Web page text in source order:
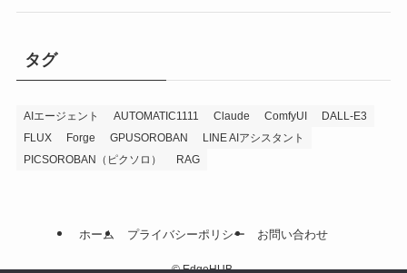
タグ
AIエージェント AUTOMATIC1111 Claude ComfyUI
DALL-E3
FLUX
Forge GPUSOROBAN
LINE AIアシスタント
PICSOROBAN（ピクソロ）
RAG
ホーム プライバシーポリシー お問い合わせ
©EdgeHUB.